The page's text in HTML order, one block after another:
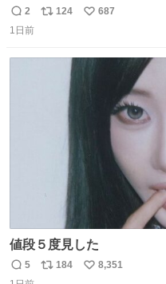
THE MOVIE2 3️⃣南極物語
子猫物語 6️⃣劇場版コード
どなく、お別れです←🆕
返
信
2
リ
124
い
数
687
1日前
値段５度見した
返
5
リ
184
い
8,351